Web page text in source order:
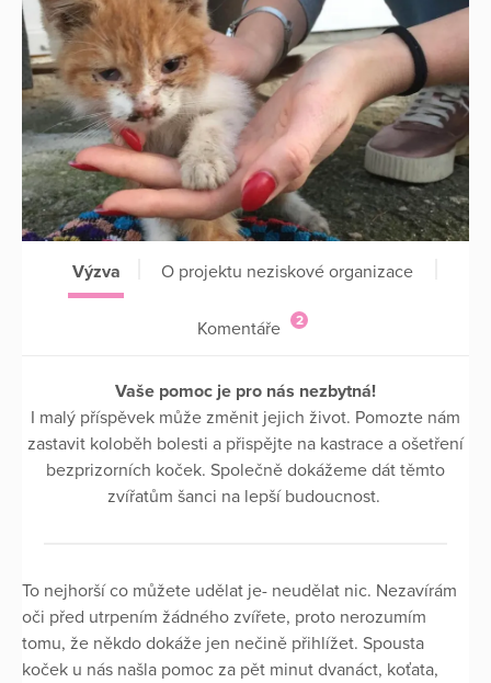
Výzva O projektu neziskové organizace
Komentáře 2
Vaše pomoc je pro nás nezbytná!
I malý příspěvek může změnit jejich život. Pomozte nám
zastavit koloběh bolesti a přispějte na kastrace a ošetření
bezprizorních koček. Společně dokážeme dát těmto
zvířatům šanci na lepší budoucnost.
To nejhorší co můžete udělat je- neudělat nic. Nezavírám
oči před utrpením žádného zvířete, proto nerozumím
tomu, že někdo dokáže jen nečině přihlížet. Spousta
koček u nás našla pomoc za pět minut dvanáct, koťata,